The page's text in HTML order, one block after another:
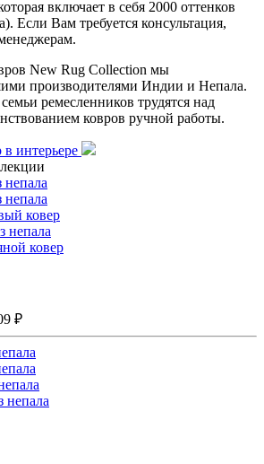
включает в себя 2000 оттенков
Если Вам требуется консультация,
New Rug Collection мы
производителями Индии и Непала.
ремесленников трудятся над
ковров ручной работы.
в интерьере
₽